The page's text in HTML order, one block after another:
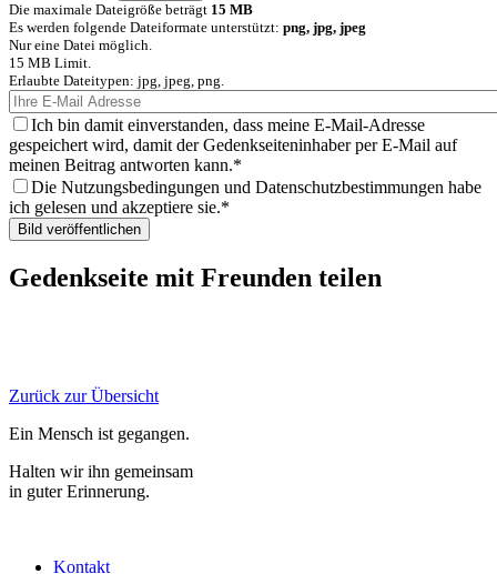
Die maximale Dateigröße beträgt 15 MB
Es werden folgende Dateiformate unterstützt: png, jpg, jpeg
Nur eine Datei möglich.
15 MB Limit.
Erlaubte Dateitypen: jpg, jpeg, png.
Ich bin damit einverstanden, dass meine E-Mail-Adresse
gespeichert wird, damit der Gedenkseiteninhaber per E-Mail auf
meinen Beitrag antworten kann.
Die Nutzungsbedingungen und Datenschutzbestimmungen habe
ich gelesen und akzeptiere sie.
Gedenkseite mit Freunden teilen
Zurück zur Übersicht
Ein Mensch ist gegangen.
Halten wir ihn gemeinsam
in guter Erinnerung.
Kontakt